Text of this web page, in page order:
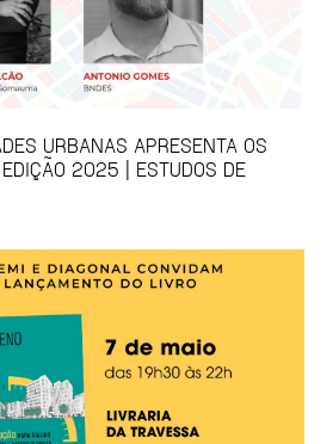
URBANAS APRESENTA OS
2025 | ESTUDOS DE